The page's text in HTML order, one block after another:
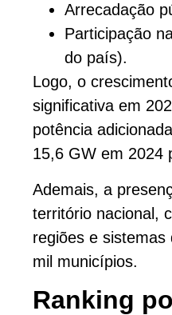
Arrecadação
Participação
do país).
Logo, o
significativa em
potência
15,6 GW em 2024
Ademais, a
território nacional,
regiões e
mil municípios.
Ranking